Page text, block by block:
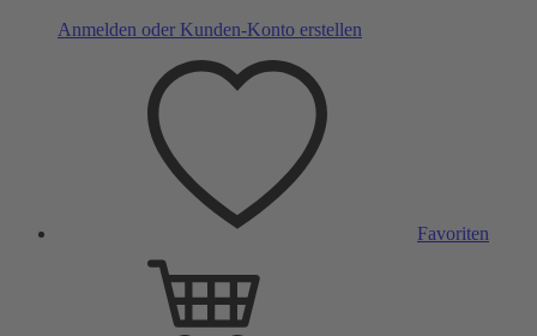
Anmelden oder Kunden-Konto erstellen
Favoriten